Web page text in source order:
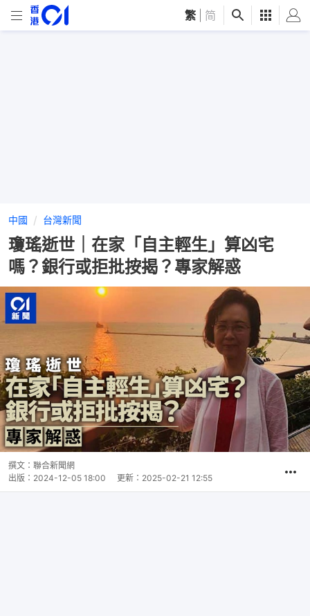
繁 简
中國 台灣新聞
瓊瑤逝世｜在家「自主輕生」算凶宅
嗎？銀行或拒批按揭？專家解惑
撰文： 聯合新聞網
出版： 2024-12-05 18:00 更新： 2025-02-21 12:55